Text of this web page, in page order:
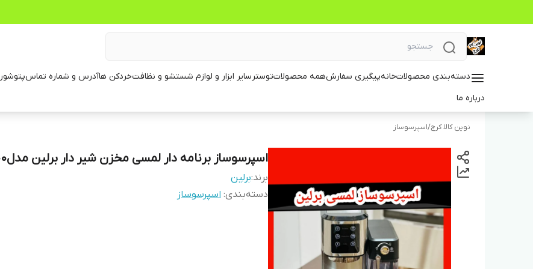
دسته‌بندی محصولاتخانهپیگیری سفارشهمه محصولاتتوسترسایر ابزار و لوازم شستشو و نظافتخردکن هاآدرس و شماره تماسپتوشور ۶۰ کیلویی
درباره ما
نوین کالا کرج/اسپرسوساز
اسپرسوساز برنامه دار لمسی مخزن شیر دار برلین مدلBE_1700
برند:برلین
دسته‌بندی: اسپرسوساز